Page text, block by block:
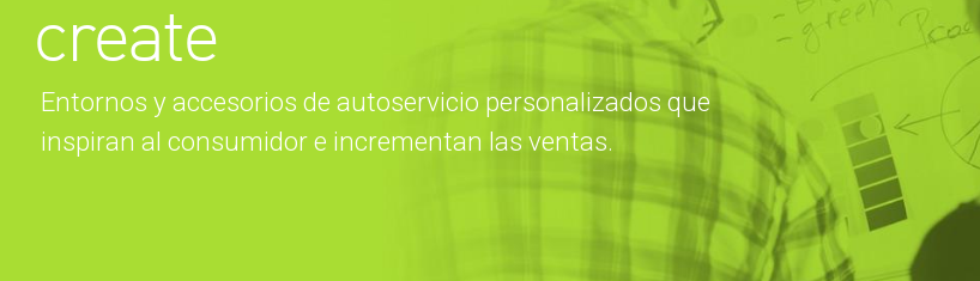
create
Entornos y accesorios de autoservicio personalizados que
inspiran al consumidor e incrementan las ventas.